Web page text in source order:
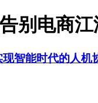
别电商